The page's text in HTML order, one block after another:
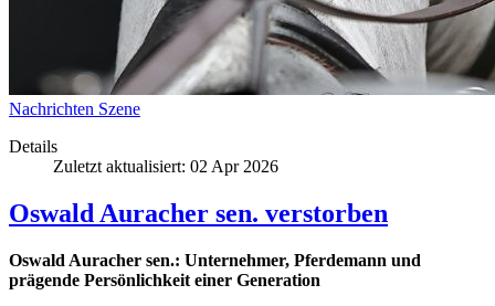
Nachrichten Szene
Details
Zuletzt aktualisiert: 02 Apr 2026
Oswald Auracher sen. verstorben
Oswald Auracher sen.: Unternehmer, Pferdemann und
prägende Persönlichkeit einer Generation